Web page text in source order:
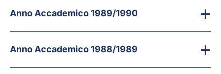
Anno Accademico 1989/1990
Anno Accademico 1988/1989